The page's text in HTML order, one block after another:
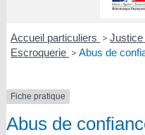
Accueil particuliers > Justice
Escroquerie > Abus de
Fiche pratique
Abus de